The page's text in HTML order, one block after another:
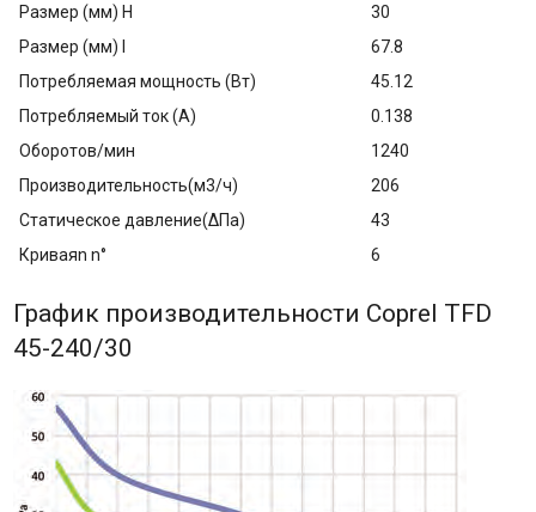
Размер (мм) H
30
Размер (мм) I
67.8
Потребляемая мощность (Вт)
45.12
Потребляемый ток (A)
0.138
Оборотов/мин
1240
Производительность(м3/ч)
206
Статическое давление(ΔПа)
43
Криваяn n°
6
График производительности Coprel TFD
45-240/30